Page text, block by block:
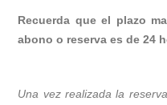
Recuerda que el plazo
abono o reserva es de 24
Una vez realizada la